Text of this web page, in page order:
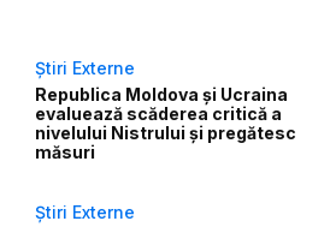
Știri Externe
Republica Moldova și Ucraina
evaluează scăderea critică a
nivelului Nistrului și pregătesc
măsuri
Știri Externe